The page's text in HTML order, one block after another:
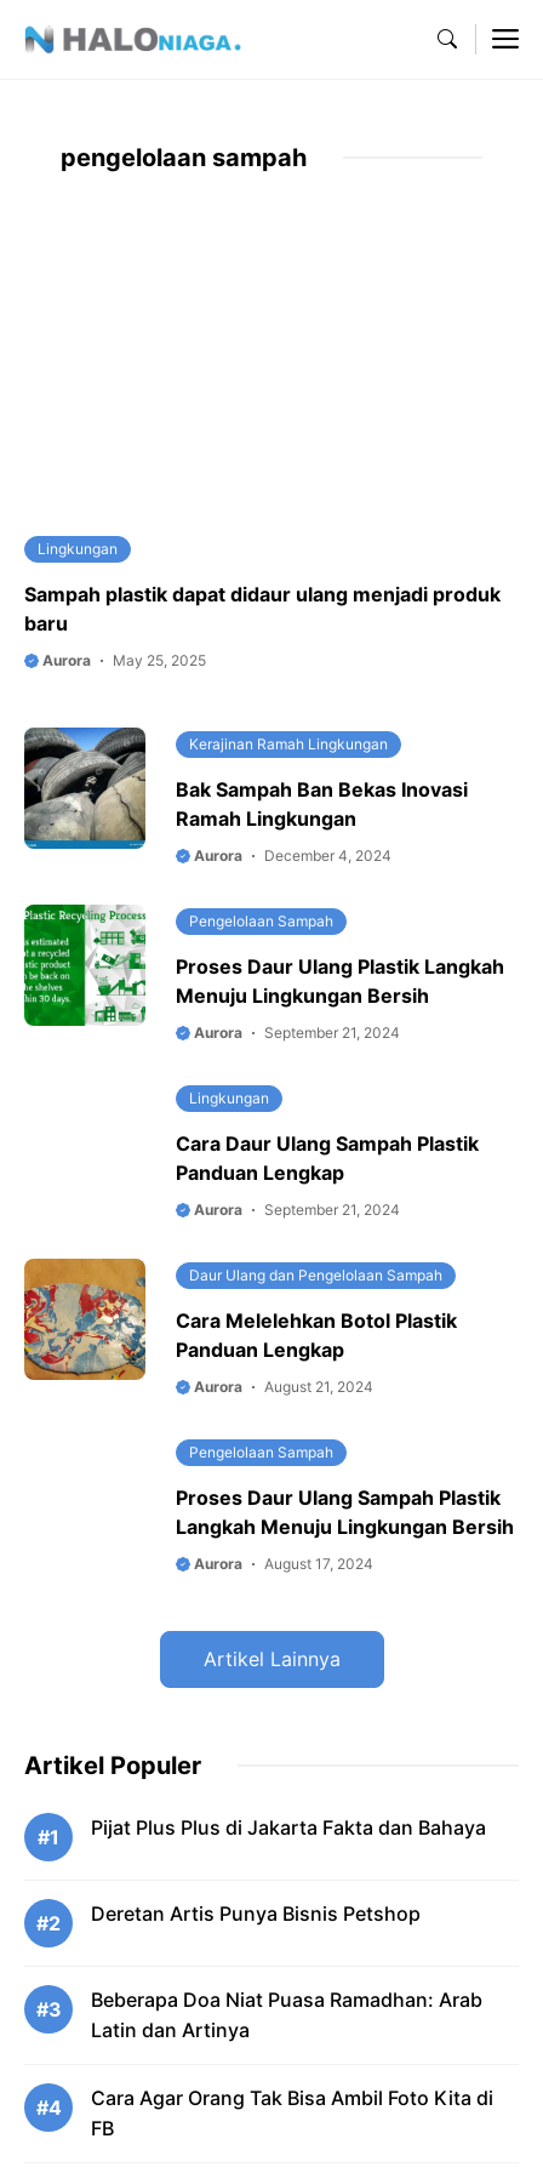
pengelolaan sampah
Lingkungan
Sampah plastik dapat didaur ulang menjadi produk
baru
Aurora May 25, 2025
Kerajinan Ramah Lingkungan
Bak Sampah Ban Bekas Inovasi
Ramah Lingkungan
Aurora December 4, 2024
Pengelolaan Sampah
Proses Daur Ulang Plastik Langkah
Menuju Lingkungan Bersih
Aurora September 21, 2024
Lingkungan
Cara Daur Ulang Sampah Plastik
Panduan Lengkap
Aurora September 21, 2024
Daur Ulang dan Pengelolaan Sampah
Cara Melelehkan Botol Plastik
Panduan Lengkap
Aurora August 21, 2024
Pengelolaan Sampah
Proses Daur Ulang Sampah Plastik
Langkah Menuju Lingkungan Bersih
Aurora August 17, 2024
Artikel Lainnya
Artikel Populer
#1 Pijat Plus Plus di Jakarta Fakta dan Bahaya
#2 Deretan Artis Punya Bisnis Petshop
#3
Beberapa Doa Niat Puasa Ramadhan: Arab
Latin dan Artinya
#4
Cara Agar Orang Tak Bisa Ambil Foto Kita di
FB